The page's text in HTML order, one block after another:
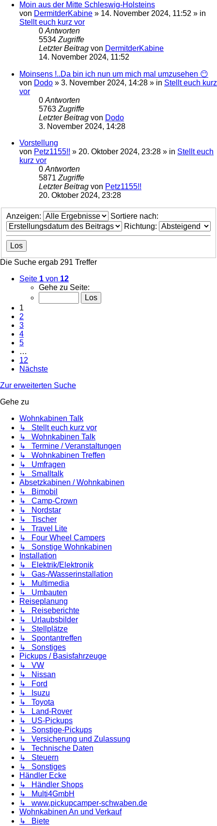
Moin aus der Mitte Schleswig-Holsteins
von DermitderKabine » 14. November 2024, 11:52 » in
Stellt euch kurz vor
0 Antworten
5534 Zugriffe
Letzter Beitrag von DermitderKabine
14. November 2024, 11:52
Moinsens !..Da bin ich nun um mich mal umzusehen 😶
von Dodo » 3. November 2024, 14:28 » in Stellt euch kurz
vor
0 Antworten
5763 Zugriffe
Letzter Beitrag von Dodo
3. November 2024, 14:28
Vorstellung
von Petz1155!! » 20. Oktober 2024, 23:28 » in Stellt euch
kurz vor
0 Antworten
5871 Zugriffe
Letzter Beitrag von Petz1155!!
20. Oktober 2024, 23:28
Anzeigen:
Sortiere nach:
Richtung:
Die Suche ergab 291 Treffer
Seite 1 von 12
Gehe zu Seite:
1
2
3
4
5
…
12
Nächste
Zur erweiterten Suche
Gehe zu
Wohnkabinen Talk
↳ Stellt euch kurz vor
↳ Wohnkabinen Talk
↳ Termine / Veranstaltungen
↳ Wohnkabinen Treffen
↳ Umfragen
↳ Smalltalk
Absetzkabinen / Wohnkabinen
↳ Bimobil
↳ Camp-Crown
↳ Nordstar
↳ Tischer
↳ Travel Lite
↳ Four Wheel Campers
↳ Sonstige Wohnkabinen
Installation
↳ Elektrik/Elektronik
↳ Gas-/Wasserinstallation
↳ Multimedia
↳ Umbauten
Reiseplanung
↳ Reiseberichte
↳ Urlaubsbilder
↳ Stellplätze
↳ Spontantreffen
↳ Sonstiges
Pickups / Basisfahrzeuge
↳ VW
↳ Nissan
↳ Ford
↳ Isuzu
↳ Toyota
↳ Land-Rover
↳ US-Pickups
↳ Sonstige-Pickups
↳ Versicherung und Zulassung
↳ Technische Daten
↳ Steuern
↳ Sonstiges
Händler Ecke
↳ Händler Shops
↳ Multi4GmbH
↳ www.pickupcamper-schwaben.de
Wohnkabinen An und Verkauf
↳ Biete